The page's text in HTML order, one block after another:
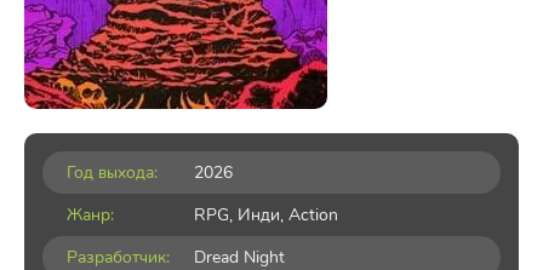
Год выхода:
2026
Жанр:
RPG, Инди, Action
Разработчик:
Dread Night